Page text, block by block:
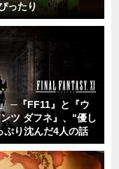
ったり
─『FF11』と『ウ
ツ ダフネ』、"優し
ぷり沈んだ4人の話